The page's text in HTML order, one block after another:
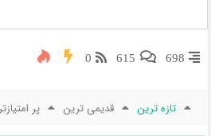
698
615
0
تازه ترین قدیمی ترین پر